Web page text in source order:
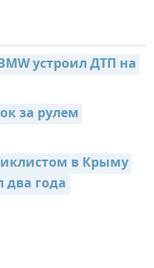
устроил ДТП на
за рулем
в Крыму
года